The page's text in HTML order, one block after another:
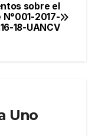
sobre el
N°001-2017-
18-UANCV
Uno